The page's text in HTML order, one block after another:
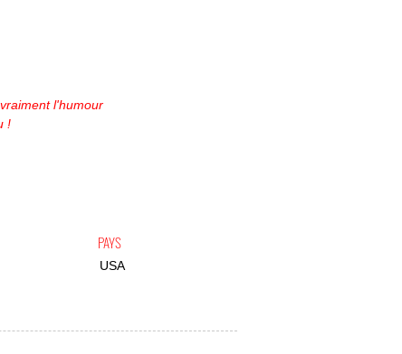
l'humour
!
PAYS
USA